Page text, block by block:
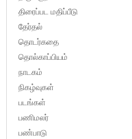
திரைப்பட மதிப்பீடு
தேர்தல்
தொடர்கதை
தொல்காப்பியம்
நாடகம்
நிகழ்வுகள்
படங்கள்
பணிமலர்
பண்பாடு